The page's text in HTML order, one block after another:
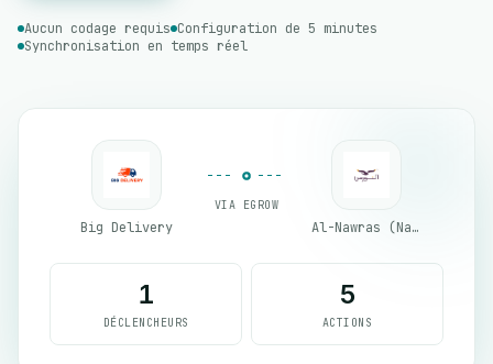
Aucun codage requis Configuration de 5 minutes
Synchronisation en temps réel
Big Delivery
VIA EGROW
Al-Nawras (Nawris)
1
DÉCLENCHEURS
5
ACTIONS